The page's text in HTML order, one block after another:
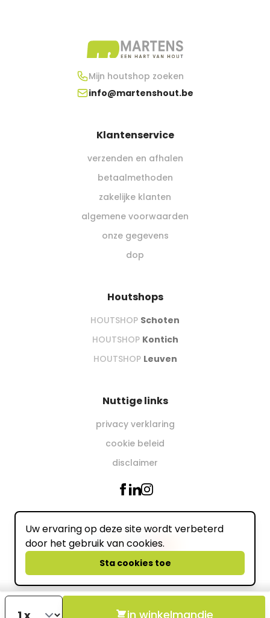
in winkelmandje
Mijn houtshop zoeken
info@martenshout.be
Klantenservice
verzenden en afhalen
betaalmethoden
zakelijke klanten
algemene voorwaarden
onze gegevens
dop
Houtshops
HOUTSHOP Schoten
HOUTSHOP Kontich
HOUTSHOP Leuven
Nuttige links
privacy verklaring
cookie beleid
disclaimer
Wij accepteren online
powered by
Uw ervaring op deze site wordt verbeterd
door het gebruik van cookies.
Sta cookies toe